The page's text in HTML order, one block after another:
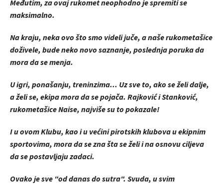
Međutim, za ovaj rukomet neophodno je spremiti se
maksimalno.
Na kraju, neka ovo što smo videli juče, a naše rukometašice
doživele, bude neko novo saznanje, poslednja poruka da
mora da se menja.
U igri, ponašanju, treninzima... Uz sve to, ako se želi dalje,
a želi se, ekipa mora da se pojača. Rajković i Stanković,
rukometašice Naise, najviše su to pokazale!
I u ovom Klubu, kao i u većini pirotskih klubova u ekipnim
sportovima, mora da se zna šta se želi i na osnovu ciljeva
da se postavljaju zadaci.
Ovako je sve "od danas do sutra". Svuda, u svim